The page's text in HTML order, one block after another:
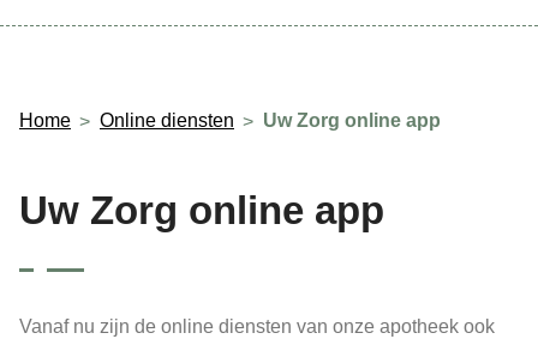
Home Online diensten Uw Zorg online app
Uw Zorg online app
Vanaf nu zijn de online diensten van onze apotheek ook